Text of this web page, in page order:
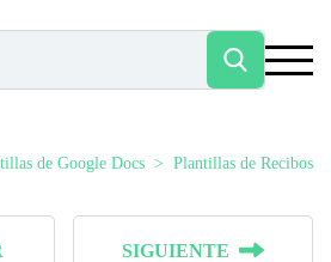
de Google Docs Plantillas de Recibos
SIGUIENTE